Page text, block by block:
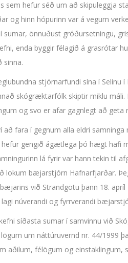
sem hefur séð um að skipuleggja
og hinn hópurinn var á vegum
sumar, önnuðust gróðursetningu,
enda byggir félagið á grasrótar
sinna.
stjórnarfundi sína í
skógræktarfólk skiptir miklu
og svo er afar gagnlegt að
að fara í gegnum alla eldri
hefur gengið ágætlega þó hægt
lá fyrir var hann tekin til
bæjarstjórn Hafnarfjarðar.
við Strandgötu þann 18.
lagi núverandi og fyrrverandi
síðasta sumar í samvinnu við
um náttúruvernd nr. 44/
aðilum, félögum og